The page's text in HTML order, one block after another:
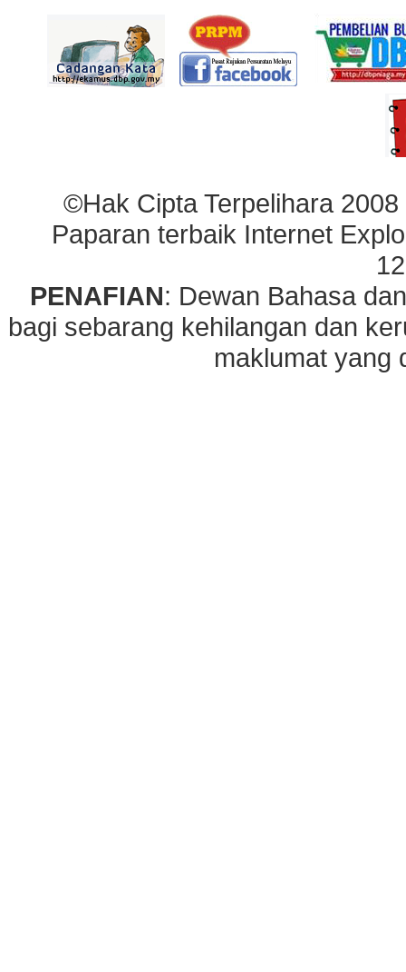
©Hak Cipta Terpelihara
Paparan terbaik Internet
PENAFIAN: Dewan Bahasa
bagi sebarang kehilangan dan
maklumat yang